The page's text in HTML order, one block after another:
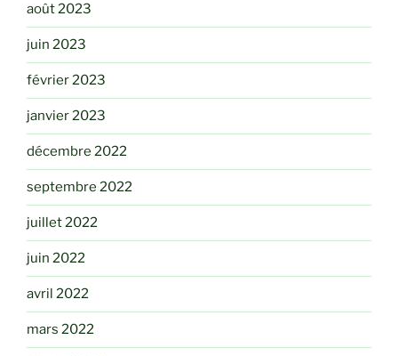
août 2023
juin 2023
février 2023
janvier 2023
décembre 2022
septembre 2022
juillet 2022
juin 2022
avril 2022
mars 2022